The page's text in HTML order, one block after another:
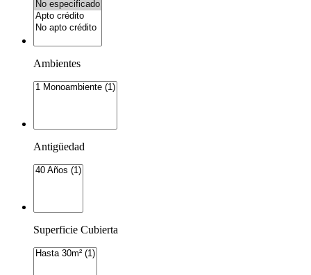
Ambientes
Antigüedad
Superficie Cubierta